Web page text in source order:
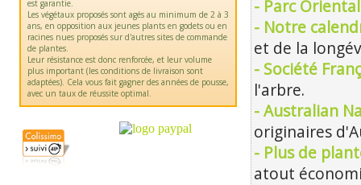
est garantie.
Les végétaux proposés sont agés au minimum de 2 à 3
ans, en opposition aux jeunes plants en godets ou en
racines nues proposés sur d'autres sites de commande
de plantes.
Leur résistance est donc renforcée, et leur volume
plus important (les conditions de livraison sont
adaptées). Cela vous fait gagner des années de pousse,
avec un taux de réussite optimal.
- Parc
- Notre
et de la
- Société
l'arbre.
- Australian
originaires
- Plus de
atout